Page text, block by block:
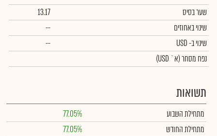
שער בסיס
13.17
שינוי באחוזים
--
שינויב- USD
--
נפח מסחר(א` USD)
תשואות
מתחילת השבוע
77.05%
מתחילת החודש
77.05%